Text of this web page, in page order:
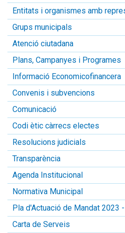
Entitats i organismes amb
Grups municipals
Atenció ciutadana
Plans, Campanyes i Programes
Informació Economicofinancera
Convenis i subvencions
Comunicació
Codi ètic càrrecs electes
Resolucions judicials
Transparència
Agenda Institucional
Normativa Municipal
Pla d'Actuació de Mandat 2023
Carta de Serveis